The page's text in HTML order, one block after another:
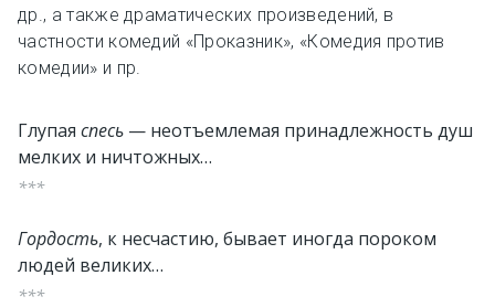
др., а также драматических произведений, в
частности комедий «Проказник», «Комедия против
комедии» и пр.
Глупая спесь — неотъемлемая принадлежность душ
мелких и ничтожных…
***
Гордость, к несчастию, бывает иногда пороком
людей великих…
***